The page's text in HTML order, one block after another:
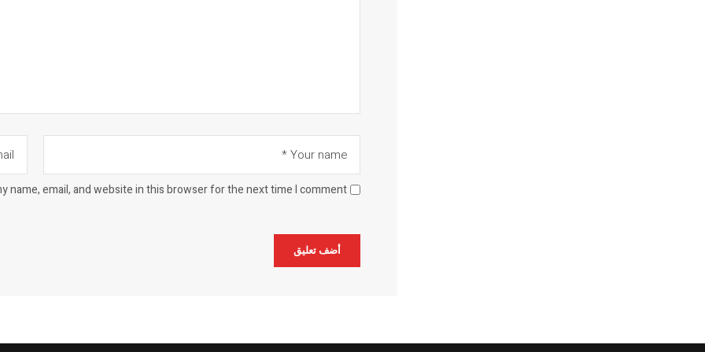
name, email, and website in this browser for the next time I comment.